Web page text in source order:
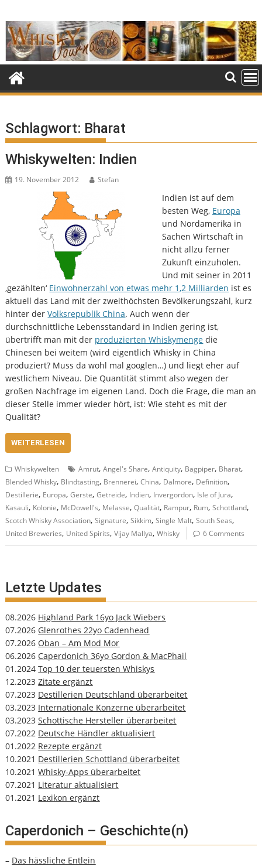
to
content
Schlagwort: Bharat
Whiskywelten: Indien
19. November 2012 Stefan
Indien ist auf dem
besten Weg, Europa
und Nordamerika in
Sachen Wirtschaft in
nicht allzu ferner
Zukunft einzuholen.
Und mit seiner in 2011
‚gezählten‘ Einwohnerzahl von etwas mehr 1,2 Milliarden ist es
aktuell das Land mit der zweithöchsten Bevölkerungszahl, kurz
hinter derVolksrepublik China. Auch wenn der
durchschnittliche Lebensstandard in Indien gering ist,
übertrifft man mit der produzierten Whiskymenge die
Chinesen bei weitem (wird eigentlich Whisky in China
produziert? Muss da wohl mal googlen…) und liegt eher auf
westlichem Niveau. Die Quantität stimmt also wegen der
großen Nachfrage im eigenen Land. Doch die Frage, die man an
dieser Stelle immer wieder hört, ist: Wie steht es mit der
Qualität?
WEITERLESEN
Whiskywelten Amrut,Angel's Share,Antiquity, Bagpiper, Bharat,
Blended Whisky, Blindtasting, Brennerei,China, Dalmore, Definition,
Destillerie, Europa,Gerste,Getreide, Indien, Invergordon, Isle of Jura,
Kasauli, Kolonie, McDowell's, Melasse,Qualität, Rampur, Rum,Schottland,
Scotch Whisky Association,Signature,Sikkim,Single Malt,South Seas,
United Breweries, United Spirits,Vijay Mallya,Whisky 6 Comments
Letzte Updates
08.2026 Highland Park 16yo Jack Wiebers
07.2026 Glenrothes 22yo Cadenhead
07.2026 Oban – Am Mod Mor
06.2026 Caperdonich 36yo Gordon & MacPhail
01.2024Top 10 der teuersten Whiskys
12.2023Zitate ergänzt
07.2023 Destillerien Deutschland überarbeitet
03.2023 Internationale Konzerne überarbeitet
03.2023Schottische Hersteller überarbeitet
07.2022 Deutsche Händler aktualisiert
01.2022 Rezepte ergänzt
10.2021 Destillerien Schottland überarbeitet
10.2021Whisky-Apps überarbeitet
07.2021 Literatur aktualisiert
01.2021 Lexikon ergänzt
Caperdonich – Geschichte(n)
– Das hässliche Entlein